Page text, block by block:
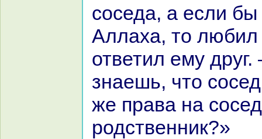
соседа, а если
Аллаха, то
ответил ему
знaешь, что
же пpaва нa
родственник?»